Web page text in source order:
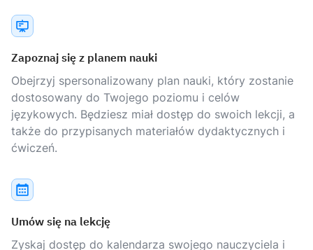
Zapoznaj się z planem nauki
Obejrzyj spersonalizowany plan nauki, który zostanie
dostosowany do Twojego poziomu i celów
językowych. Będziesz miał dostęp do swoich lekcji, a
także do przypisanych materiałów dydaktycznych i
ćwiczeń.
Umów się na lekcję
Zyskaj dostęp do kalendarza swojego nauczyciela i